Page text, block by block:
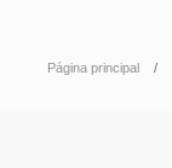
Página principal